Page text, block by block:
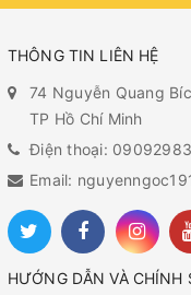
THÔNG TIN LIÊN HỆ
74 Nguyễn Quang
TP Hồ Chí Minh
Điện thoại:
Email:
HƯỚNG DẪN VÀ CHÍNH